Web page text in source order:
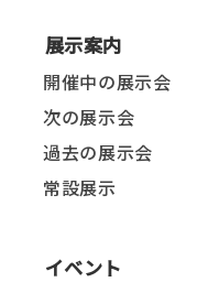
展示案内
開催中の展示会
次の展示会
過去の展示会
常設展示
イベント